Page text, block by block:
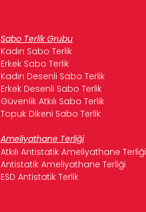
Sabo Terlik Grubu
Kadın Sabo Terlik
Erkek Sabo Terlik
Kadın Desenli Sabo Terlik
Erkek Desenli Sabo Terlik
Güvenlik Atkılı Sabo Terlik
Topuk Dikeni Sabo Terlik
Ameliyathane Terliği
Atkılı Antistatik Ameliyathane Terliği
Antistatik Ameliyathane Terliği
ESD Antistatik Terlik